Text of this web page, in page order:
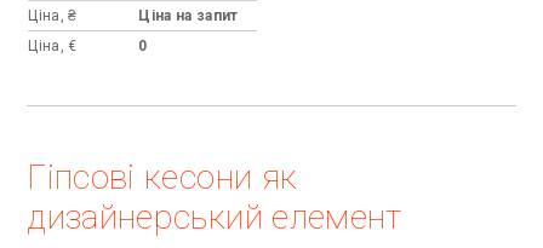
Ціна, ₴
Ціна на запит
Ціна, €
0
Гіпсові кесони як
дизайнерський елемент